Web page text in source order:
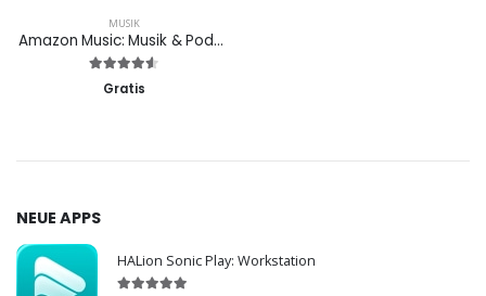
MUSIK
Amazon Music: Musik & Podcasts
Gratis
NEUE APPS
HALion Sonic Play: Workstation